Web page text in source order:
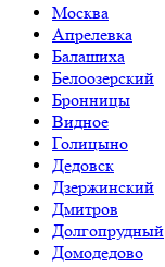
Москва
Апрелевка
Балашиха
Белоозерский
Бронницы
Видное
Голицыно
Дедовск
Дзержинский
Дмитров
Долгопрудный
Домодедово